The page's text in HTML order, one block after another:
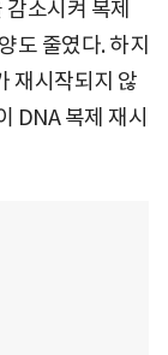
소시켜 복제
도 줄였다. 하지
재시작되지 않
DNA 복제 재시